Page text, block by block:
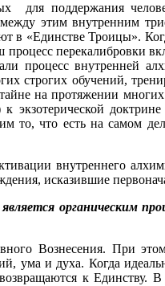
для поддержания
этим внутренним
в «Единстве Троицы».
процесс перекалибровки
процесс внутренней
строгих обучений,
на протяжении
экзотерической
что есть на самом
внутреннего
исказившие
органическим
Вознесения. При этом
ума и духа. Когда
к Единству.